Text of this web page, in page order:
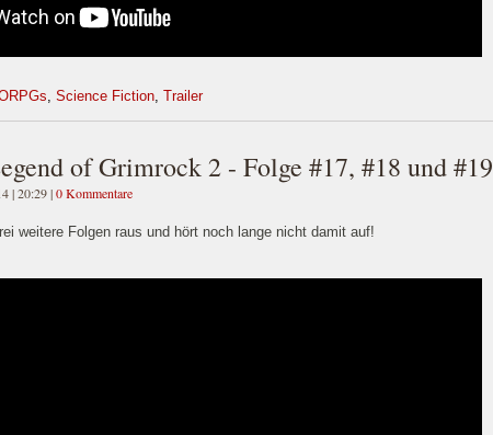
, Science Fiction, Trailer
of Grimrock 2 - Folge #17, #18 und #19
| 20:29|0 Kommentare
weitere Folgen raus und hört noch lange nicht damit auf!